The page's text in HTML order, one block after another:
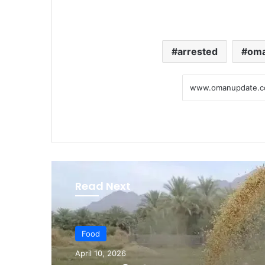
arrested
Read Next
Food
April 10, 2026